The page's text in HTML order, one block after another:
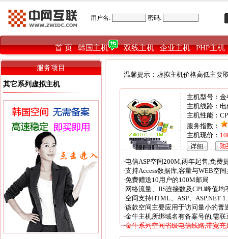
用户名: 密码:
首 页|韩国主机 |双线主机|企业主机|PHP主机
服务项目
其它系列虚拟主机
温馨提示：虚拟主机价格高低主要
主机型号：
主机线路：
主机性能：
服务指数：
主机现价：
·电信ASP空间200M,两年起售,免费
·支持Access数据库,容量与WEB空
·免费赠送10用户的100M邮局
· 网络流量、IIS连接数及CPU峰值均
·空间支持HTML、ASP、ASP.NET
·该款空间主要应用于访问量小的普
·金牛主机所绑域名有备案号的,需
·金牛系列空间省级电信线路,带宽